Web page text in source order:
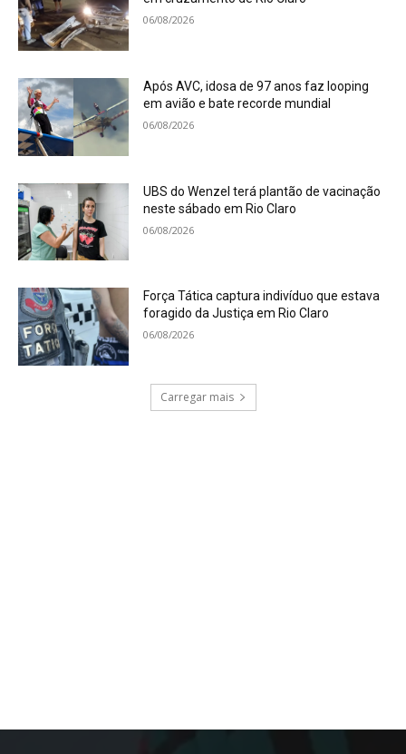
06/08/2026
Após AVC, idosa de 97 anos faz looping
em avião e bate recorde mundial
06/08/2026
UBS do Wenzel terá plantão de vacinação
neste sábado em Rio Claro
06/08/2026
Força Tática captura indivíduo que estava
foragido da Justiça em Rio Claro
06/08/2026
Carregar mais